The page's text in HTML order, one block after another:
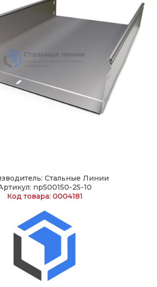
Стальные Линии
np500150-25-10
Код товара: 0004181